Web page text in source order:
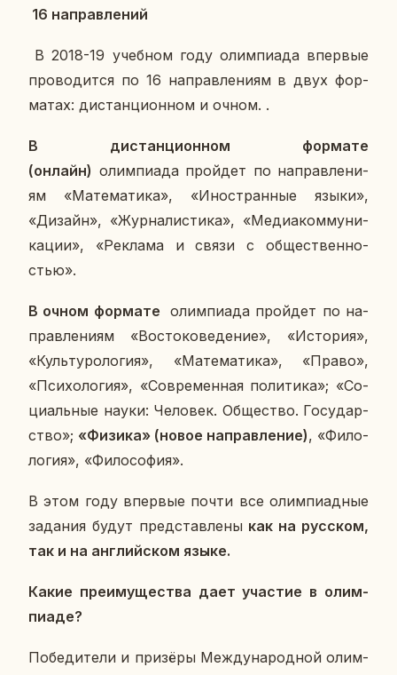
16 на­прав­ле­ний
В 2018-19 учеб­ном году олим­пи­а­да впер­вые
про­во­дит­ся по 16 на­прав­ле­ни­ям в двух фор­
ма­тах: ди­стан­ци­он­ном и очном. .
В ди­стан­ци­он­ном фор­ма­те
(онлайн) олим­пи­а­да прой­дет по на­прав­ле­ни­
ям «Ма­те­ма­ти­ка», «Ино­стран­ные языки»,
«Дизайн», «Жур­на­ли­сти­ка», «Ме­ди­а­ком­му­ни­
ка­ции», «Ре­кла­ма и связи с об­ще­ствен­но­
стью».
В очном фор­ма­те олим­пи­а­да прой­дет по на­
прав­ле­ни­ям «Во­сто­ко­ве­де­ние», «Ис­то­рия»,
«Куль­ту­ро­ло­гия», «Ма­те­ма­ти­ка», «Право»,
«Пси­хо­ло­гия», «Со­вре­мен­ная по­ли­ти­ка»; «Со­
ци­аль­ные науки: Че­ло­век. Об­ще­ство. Го­су­дар­
ство»; «Физика» (новое на­прав­ле­ние), «Фи­ло­
ло­гия», «Фи­ло­со­фия».
В этом году впер­вые почти все олим­пи­ад­ные
за­да­ния будут пред­став­ле­ны как на рус­ском,
так и на ан­глий­ском языке.
Какие пре­иму­ще­ства дает уча­стие в олим­
пиа­де?
По­бе­ди­те­ли и при­зё­ры Меж­ду­на­род­ной олим­